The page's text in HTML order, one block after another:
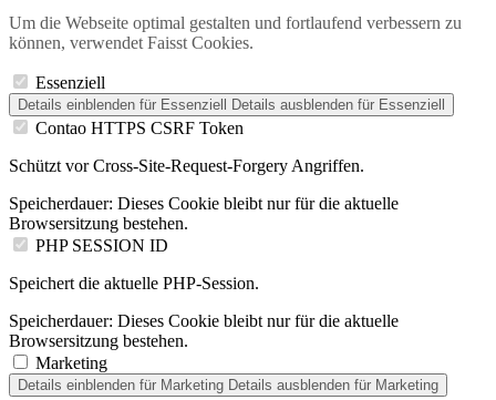
Um die Webseite optimal gestalten und fortlaufend verbessern zu
können, verwendet Faisst Cookies.
Essenziell
Details einblenden für Essenziell Details ausblenden für Essenziell
Contao HTTPS CSRF Token
Schützt vor Cross-Site-Request-Forgery Angriffen.
Speicherdauer: Dieses Cookie bleibt nur für die aktuelle
Browsersitzung bestehen.
PHP SESSION ID
Speichert die aktuelle PHP-Session.
Speicherdauer: Dieses Cookie bleibt nur für die aktuelle
Browsersitzung bestehen.
Marketing
Details einblenden für Marketing Details ausblenden für Marketing